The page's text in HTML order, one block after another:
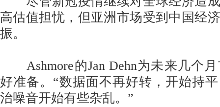
高估值担忧，但亚洲市场受到中国经
振。
Ashmore的Jan Dehn为未来几个
好准备。“数据面不再好转，开始持
治噪音开始有些杂乱。”